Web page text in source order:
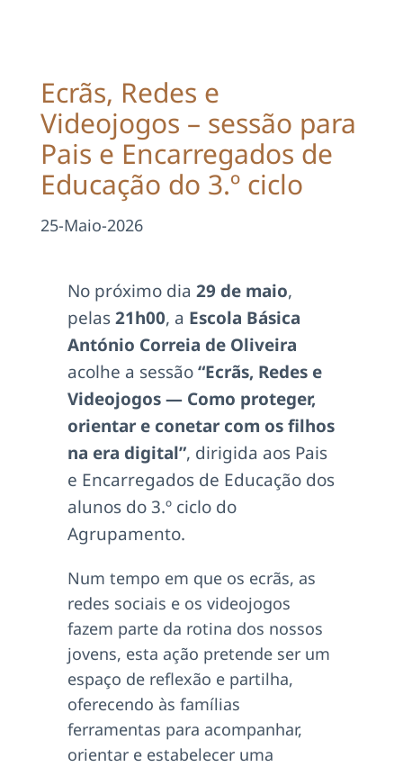
Área Reservada
Pesquisar
Ecrãs, Redes e
Videojogos – sessão para
Pais e Encarregados de
Educação do 3.º ciclo
25-Maio-2026
No próximo dia 29 de maio,
pelas21h00, a Escola Básica
António Correia de Oliveira
acolhe a sessão“Ecrãs, Redes e
Videojogos — Como proteger,
orientar e conetar com os filhos
na era digital”, dirigida aos Pais
e Encarregados de Educação dos
alunos do 3.º ciclo do
Agrupamento.
Num tempo em que os ecrãs, as
redes sociais e os videojogos
fazem parte da rotina dos nossos
jovens, esta ação pretende ser um
espaço de reflexão e partilha,
oferecendo às famílias
ferramentas para acompanhar,
orientar e estabelecer uma